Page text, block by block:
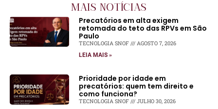
MAIS NOTÍCIAS
Precatórios em alta exigem
retomada do teto das RPVs em São
Paulo
TECNOLOGIA SNOF AGOSTO 7, 2026
LEIA MAIS »
Prioridade por idade em
precatórios: quem tem direito e
como funciona?
TECNOLOGIA SNOF JULHO 30, 2026